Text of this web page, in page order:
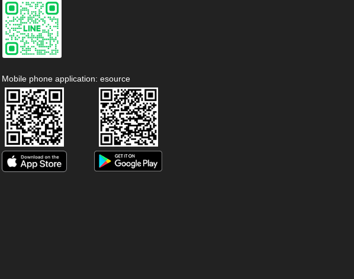
Mobile phone application: esource